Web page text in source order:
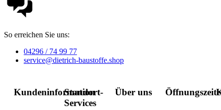
So erreichen Sie uns:
04296 / 74 99 77
service@dietrich-baustoffe.shop
Kundeninformation
Standort-
Services
Über uns